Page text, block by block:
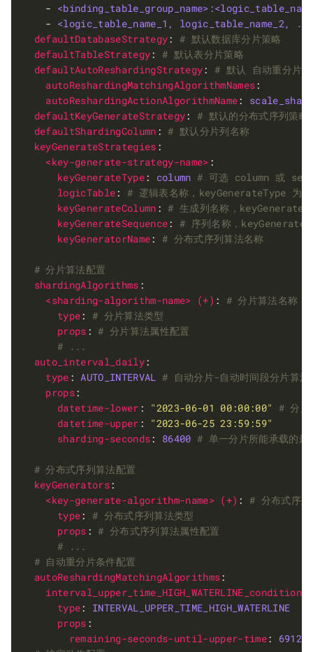
    -
    -
<logic_table_name_1, logic_table_name_2,
defaultDatabaseStrategy: # 默认数据库分片策略
defaultTableStrategy: # 默认表分片策略
defaultAutoReshardingStrategy: # 默认 自动重分片-
autoReshardingMatchingAlgorithmNames
autoReshardingActionAlgorithmName:
defaultKeyGenerateStrategy: # 默认的分布式序列策略
defaultShardingColumn : # 默认分片列名称
keyGenerateStrategies
<key-generate-strategy-name>
keyGenerateType: column # 可选 column 或
logicTable: # 逻辑表名称，keyGenerateType 为
keyGenerateColumn : # 生成列名称，
keyGenerateSequence: # 序列名称，
keyGeneratorName: # 分布式序列算法名称
# 分片算法配置
shardingAlgorithms
<sharding-algorithm-name> (+) : # 分片算法名称
type: # 分片算法类型
props : # 分片算法属性配置
# ...
auto_interval_daily
type : AUTO_INTERVAL # 自动分片-自动时间段分片算法
props
datetime-lower : "2023-06-01 00:00:00" # 分片
datetime-upper : "2023-06-25 23:59:59"
sharding-seconds: 86400 # 单一分片所能承载的
# 分布式序列算法配置
keyGenerators
<key-generate-algorithm-name> (+) : # 分布式序列
type: # 分布式序列算法类型
props : # 分布式序列算法属性配置
# ...
# 自动重分片条件配置
autoReshardingMatchingAlgorithms
interval_upper_time_HIGH_WATERLINE_condition
type: INTERVAL_UPPER_TIME_HIGH_WATERLINE
props
remaining-seconds-until-upper-time: 691200